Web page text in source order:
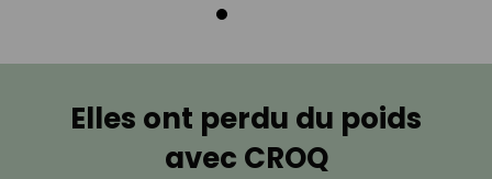
Elles ont perdu du poids
avec CROQ